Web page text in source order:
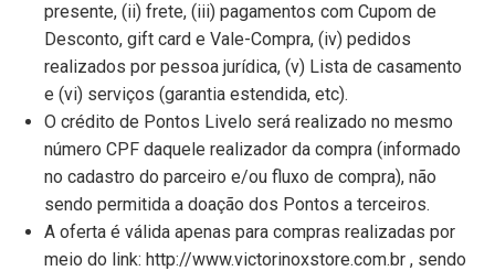
presente, (ii) frete, (iii) pagamentos com Cupom de
Desconto, gift card e Vale-Compra, (iv) pedidos
realizados por pessoa jurídica, (v) Lista de casamento
e (vi) serviços (garantia estendida, etc).
O crédito de Pontos Livelo será realizado no mesmo
número CPF daquele realizador da compra (informado
no cadastro do parceiro e/ou fluxo de compra), não
sendo permitida a doação dos Pontos a terceiros.
A oferta é válida apenas para compras realizadas por
meio do link: http://www.victorinoxstore.com.br , sendo